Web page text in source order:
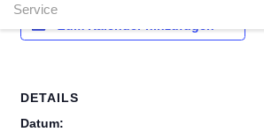
Service
DETAILS
Datum: